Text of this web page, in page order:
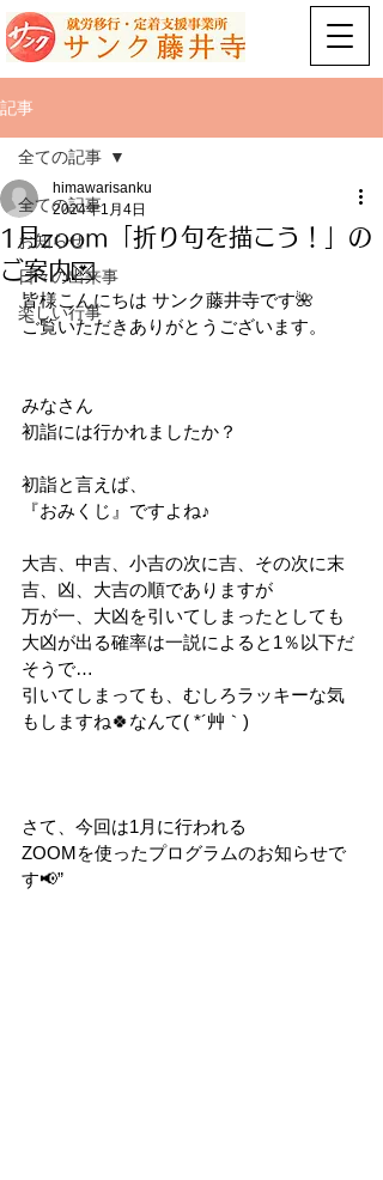
記事
全ての記事
お知らせ
日々の出来事
楽しい行事
全ての記事
1月zoom「折り句を描こう！」の
ご案内💌
himawarisanku
2024年1月4日
皆様こんにちは サンク藤井寺です🌺
ご覧いただきありがとうございます。
みなさん
初詣には行かれましたか？
初詣と言えば、
『おみくじ』ですよね♪
大吉、中吉、小吉の次に吉、その次に末
吉、凶、大吉の順でありますが
万が一、大凶を引いてしまったとしても
大凶が出る確率は一説によると1％以下だ
そうで…
引いてしまっても、むしろラッキーな気
もしますね🍀なんて( *´艸｀)
さて、今回は1月に行われる
ZOOMを使ったプログラムのお知らせで
す📢”